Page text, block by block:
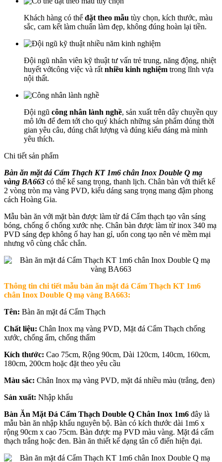
Khách hàng có thể đặt theo mẫu tùy chọn, kích thước, màu
sắc, cam kết làm chuẩn làm đẹp, không đúng hoàn lại tiền.
Đội ngũ nhân viên kỹ thuật tư vấn trẻ trung, năng động, nhiệt
huyết vớicông việc và rất nhiều kinh nghiệm trong lĩnh vựa
nội thất.
Đội ngũ công nhân lành nghề, sản xuất trên dây chuyền quy
mô lớn để đem tới cho quý khách những sản phẩm đúng thời
gian yêu câu, đúng chất lượng và đúng kiểu dáng mà mình
yêu thích.
Chi tiết sản phẩm
Bàn ăn mặt đá Cẩm Thạch KT 1m6 chân Inox Double Q mạ
vàng BA663 có thế kế sang trọng, thanh lịch. Chân bàn với thiết kế
2 vòng tròn mạ vàng PVD, kiểu dáng sang trọng mang đậm phong
cách Hoàng Gia.
Mẫu bàn ăn với mặt bàn được làm từ đá Cẩm thạch tạo vân sáng
bóng, chống ố chống xước nhẹ. Chân bàn được làm từ inox 340 mạ
PVD sáng đẹp không ố hay han gỉ, uốn cong tạo nên vẻ mềm mại
nhưng vô cùng chắc chắn.
Thông tin chi tiết mẫu bàn ăn mặt đá Cẩm Thạch KT 1m6
chân Inox Double Q mạ vàng BA663:
Tên: Bàn ăn mặt đá Cẩm Thạch
Chất liệu: Chân Inox mạ vàng PVD, Mặt đá Cẩm Thạch chống
xước, chống ẩm, chống thấm
Kích thước: Cao 75cm, Rộng 90cm, Dài 120cm, 140cm, 160cm,
180cm, 200cm hoặc đặt theo yêu cầu
Màu sắc: Chân Inox mạ vàng PVD, mặt đá nhiều màu (trắng, đen)
Sản xuất: Nhập khẩu
Bàn Ăn Mặt Đá Cẩm Thạch Double Q Chân Inox 1m6 đây là
mẫu bàn ăn nhập khẩu nguyên bộ. Bàn có kích thước dài 1m6 x
rộng 90cm x cao 75cm. Bàn được mạ PVD màu vàng. Mặt đá cẩm
thạch trắng hoặc đen. Bàn ăn thiết kế dạng tân cổ điển hiện đại.